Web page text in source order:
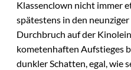
Klassenclown nicht immer
spätestens in den
Durchbruch auf der
kometenhaften Aufstieges
dunkler Schatten, egal, wie